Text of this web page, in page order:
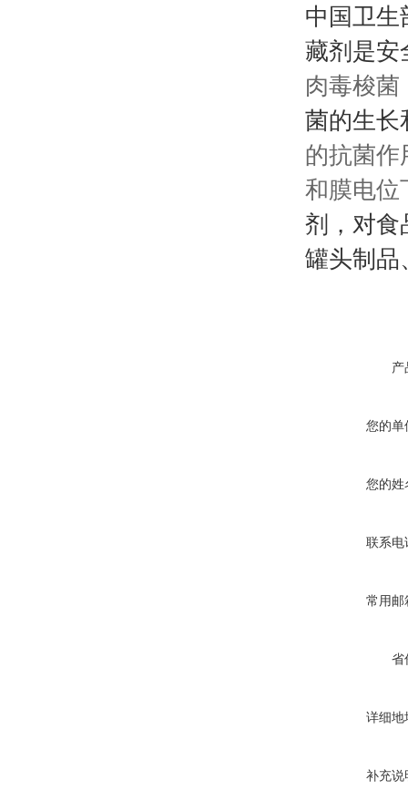
中国卫生
藏剂是安
肉毒梭菌
菌的生长
的抗菌作
和膜电位
剂，对食
罐头制品
产
您的单
您的姓
联系电
常用邮
省
详细地
补充说